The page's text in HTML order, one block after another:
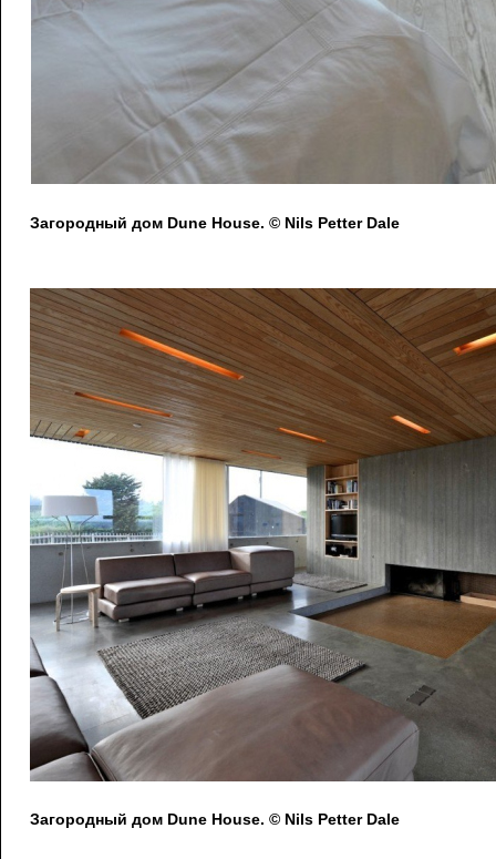
Загородный дом Dune House. © Nils Petter Dale
Загородный дом Dune House. © Nils Petter Dale